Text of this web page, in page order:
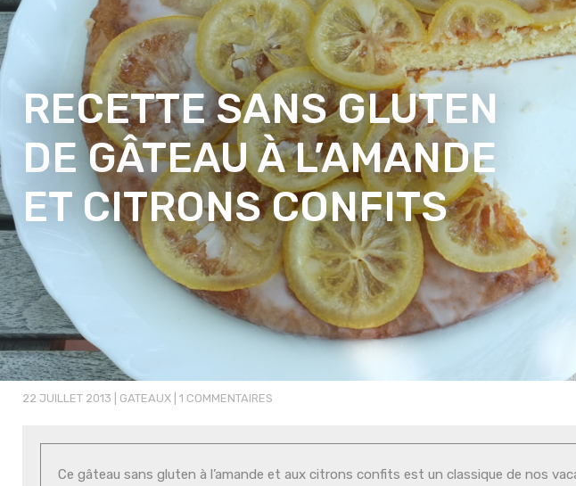
RECETTE SANS GLUTEN
DE GÂTEAU À L’AMANDE
ET CITRONS CONFITS
22 JUILLET 2013 GATEAUX 1 COMMENTAIRES
Ce gâteau sans gluten à l’amande et aux citrons confits est un classique de nos